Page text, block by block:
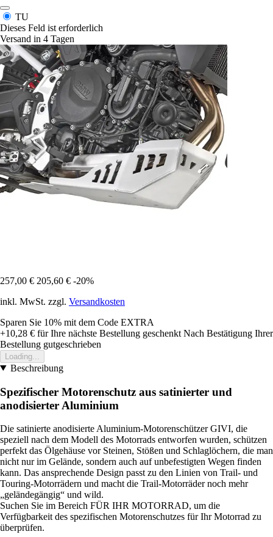
TU
Dieses Feld ist erforderlich
Versand in 4 Tagen
257,00 € 205,60 € -20%
inkl. MwSt. zzgl. Versandkosten
Sparen Sie 10% mit dem Code EXTRA
+10,28 € für Ihre nächste Bestellung geschenkt Nach Bestätigung Ihrer
Bestellung gutgeschrieben
Loading...
Beschreibung
Spezifischer Motorenschutz aus satinierter und
anodisierter Aluminium
Die satinierte anodisierte Aluminium-Motorenschützer GIVI, die
speziell nach dem Modell des Motorrads entworfen wurden, schützen
perfekt das Ölgehäuse vor Steinen, Stößen und Schlaglöchern, die man
nicht nur im Gelände, sondern auch auf unbefestigten Wegen finden
kann. Das ansprechende Design passt zu den Linien von Trail- und
Touring-Motorrädern und macht die Trail-Motorräder noch mehr
„geländegängig“ und wild.
Suchen Sie im Bereich FÜR IHR MOTORRAD, um die
Verfügbarkeit des spezifischen Motorenschutzes für Ihr Motorrad zu
überprüfen.